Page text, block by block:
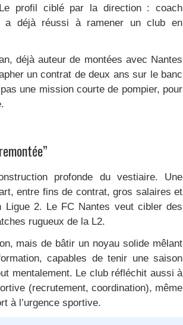
profil ciblé par la direction : coach
a déjà réussi à ramener un club en
déjà auteur de montées avec Nantes
un contrat de deux ans sur le banc
une mission courte de pompier, pour
profonde du vestiaire. Une
entre fins de contrat, gros salaires et
Ligue 2. Le FC Nantes veut cibler des
rugueux de la L2.
mais de bâtir un noyau solide mêlant
capables de tenir une saison
mentalement. Le club réfléchit aussi à
(recrutement, coordination), même
à l’urgence sportive.